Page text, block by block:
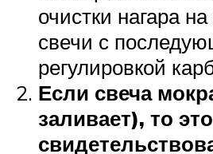
очистки нагара
свечи с
регулировкой
Если свеча
заливает), то